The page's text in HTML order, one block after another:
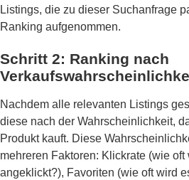
Listings, die zu dieser Suchanfrage
Ranking aufgenommen.
Schritt 2: Ranking nach
Nachdem alle relevanten Listings
diese nach der Wahrscheinlichkeit,
Produkt kauft. Diese
mehreren Faktoren: Klickrate (wie oft
angeklickt?), Favoriten (wie oft wird